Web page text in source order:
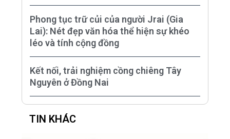
Phong tục trữ củi của người Jrai (Gia
Lai): Nét đẹp văn hóa thể hiện sự khéo
léo và tính cộng đồng
Kết nối, trải nghiệm cồng chiêng Tây
Nguyên ở Đồng Nai
TIN KHÁC